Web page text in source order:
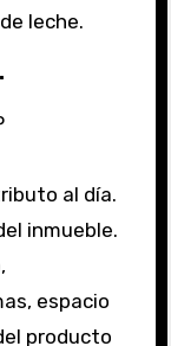
leche.
al día.
inmueble.
espacio
producto